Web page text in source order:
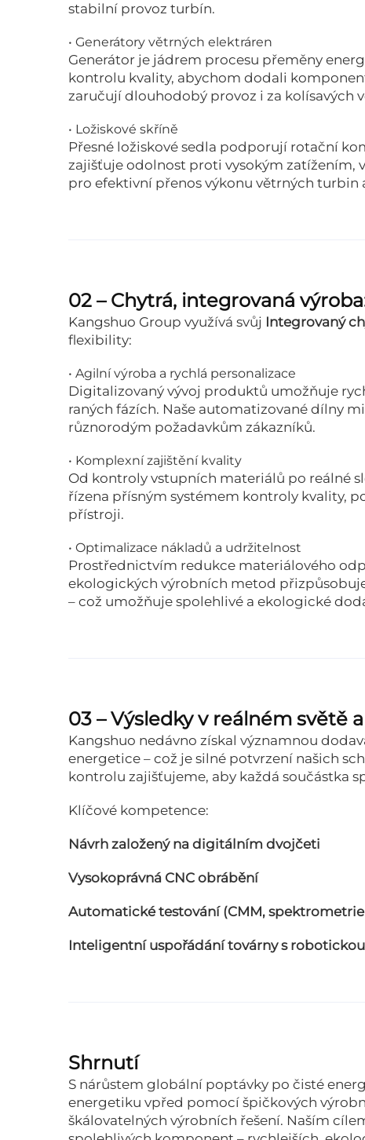
stabilní provoz turbín.
• Generátory větrných elektráren
Generátor je jádrem procesu přeměny
kontrolu kvality, abychom dodali
zaručují dlouhodobý provoz i za kolísavých
• Ložiskové skříně
Přesné ložiskové sedla podporují rotační
zajišťuje odolnost proti vysokým zatížením,
pro efektivní přenos výkonu větrných turbin
02 – Chytrá, integrovaná
Kangshuo Group využívá svůj Integrovaný
flexibility:
• Agilní výroba a rychlá personalizace
Digitalizovaný vývoj produktů umožňuje
raných fázích. Naše automatizované dílny
různorodým požadavkům zákazníků.
• Komplexní zajištění kvality
Od kontroly vstupních materiálů po reálné
řízena přísným systémem kontroly kvality,
přístroji.
• Optimalizace nákladů a udržitelnost
Prostřednictvím redukce materiálového
ekologických výrobních metod
– což umožňuje spolehlivé a ekologické
03 – Výsledky v reálném světě
Kangshuo nedávno získal významnou
energetice – což je silné potvrzení našich
kontrolu zajišťujeme, aby každá součástka
Klíčové kompetence:
Návrh založený na digitálním dvojčeti
Vysokoprávná CNC obrábění
Automatické testování (CMM,
Inteligentní uspořádání továrny s
Shrnutí
S nárůstem globální poptávky po čisté
energetiku vpřed pomocí špičkových
škálovatelných výrobních řešení. Naším